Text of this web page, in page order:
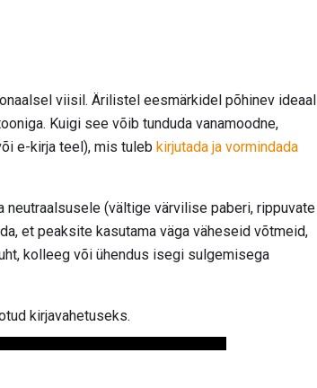
viisil. Ärilistel eesmärkidel põhinev ideaal
Kuigi see võib tunduda vanamoodne,
e-kirja teel), mis tuleb kirjutada ja vormindada
(vältige värvilise paberi, rippuvate
et peaksite kasutama väga väheseid võtmeid,
kolleeg või ühendus isegi sulgemisega
kirjavahetuseks.